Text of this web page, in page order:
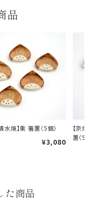
げ袋を無料サービス
です。
B
品
水焼】栗 箸置〈5個〉
¥3,080
【京焼
置〈5個
た商品